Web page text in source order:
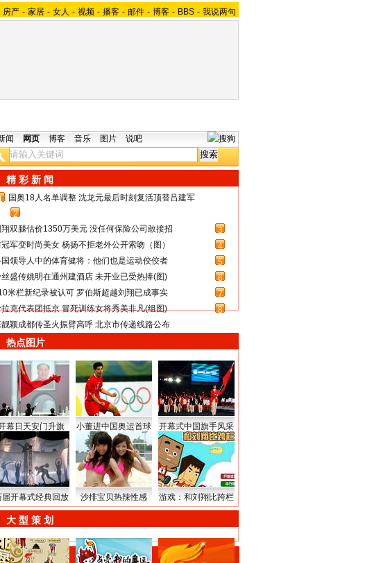
房产 - 家居 - 女人 - 视频 - 播客 - 邮件 - 博客 - BBS - 我说两句
闻 网页 博客 音乐 图片 说吧
精 彩 新 闻
国奥18人名单调整 沈龙元最后时刻复活顶替吕建军
2
双腿估价1350万美元 没任何保险公司敢接招
3
军变时尚美女 杨扬不拒老外公开索吻（图）
4
领导人中的体育健将：他们也是运动佼佼者
5
盛传姚明在通州建酒店 未开业已受热捧(图)
6
米栏新纪录被认可 罗伯斯超越刘翔已成事实
7
克代表团抵京 冒死训练女将秀美非凡(组图)
8
颖成都传圣火振臂高呼 北京市传递线路公布
热点图片
幕日天安门升旗 小董进中国奥运首球 开幕式中国旗手风采
届开幕式经典回放 沙排宝贝热辣性感 游戏：和刘翔比跨栏
大 型 策 划